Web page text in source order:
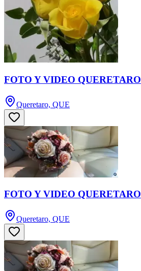
FOTO Y VIDEO QUERETARO
Queretaro, QUE
FOTO Y VIDEO QUERETARO
Queretaro, QUE